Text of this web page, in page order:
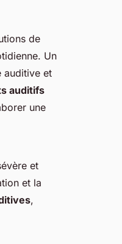
de
Un
auditive et
auditifs
une
et
et la
,